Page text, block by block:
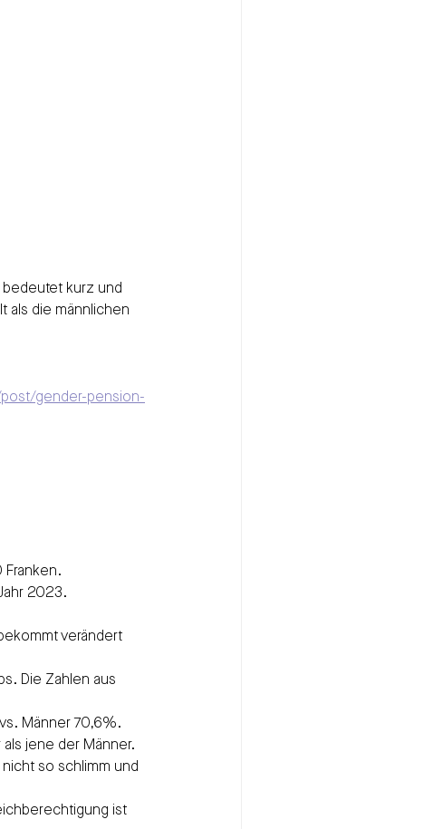
bedeutet kurz und
als die männlichen
gender-pension-
Franken.
2023.
verändert
Die Zahlen aus
Männer 70,6%.
jene der Männer.
so schlimm und
ist